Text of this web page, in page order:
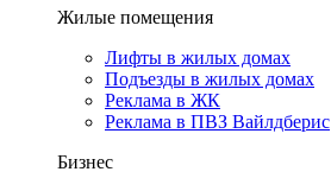
Жилые помещения
Лифты в жилых домах
Подъезды в жилых домах
Реклама в ЖК
Реклама в ПВЗ Вайлдберис
Бизнес